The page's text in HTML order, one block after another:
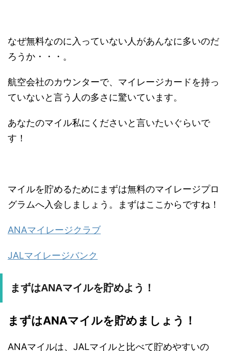
なぜ無料なのに入っていない人があんなに多いのだ
ろうか・・・。
航空会社のカウンターで、マイレージカードを持っ
ていないと言う人の多さに驚いています。
あなたのマイル私にくださいと言いたいぐらいで
す！
マイルを貯めるためにまずは無料のマイレージプロ
グラムへ入会しましょう。まずはここからですね！
ANAマイレージクラブ
JALマイレージバンク
まずはANAマイルを貯めよう！
まずはANAマイルを貯めましょう！
ANAマイルは、JALマイルと比べて貯めやすいの